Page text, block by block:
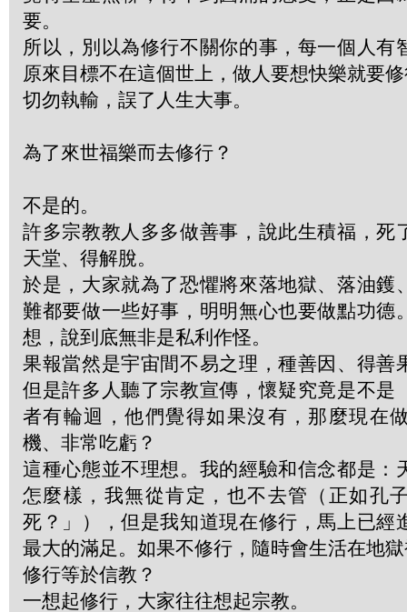
要。
所以，別以為修行不關你的事，每一個人有
原來目標不在這個世上，做人要想快樂就要
切勿執輸，誤了人生大事。
為了來世福樂而去修行？
不是的。
許多宗教教人多多做善事，說此生積福，死
天堂、得解脫。
於是，大家就為了恐懼將來落地獄、落油鑊
難都要做一些好事，明明無心也要做點功德
想，說到底無非是私利作怪。
果報當然是宇宙間不易之理，種善因、得善
但是許多人聽了宗教宣傳，懷疑究竟是不是
者有輪迴，他們覺得如果沒有，那麼現在
機、非常吃虧？
這種心態並不理想。我的經驗和信念都是：
怎麼樣，我無從肯定，也不去管（正如孔
死？」），但是我知道現在修行，馬上已經
最大的滿足。如果不修行，隨時會生活在地
修行等於信教？
一想起修行，大家往往想起宗教。